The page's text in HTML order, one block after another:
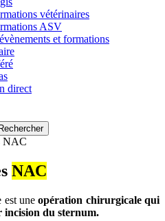
vétérinaires
ASV
et formations
direct
Rechercher
NAC
NAC
est une opération chirurgicale qui
incision du sternum.